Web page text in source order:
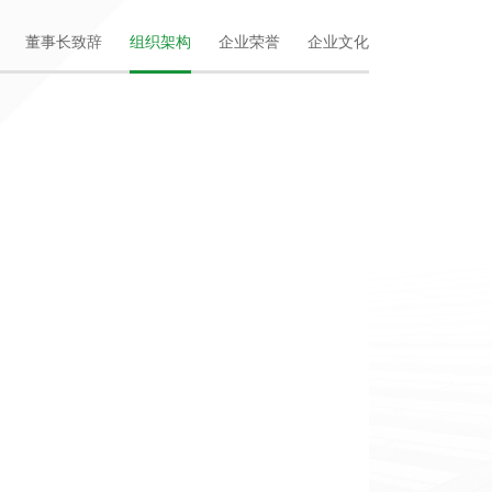
董事长致辞 组织架构 企业荣誉 企业文化